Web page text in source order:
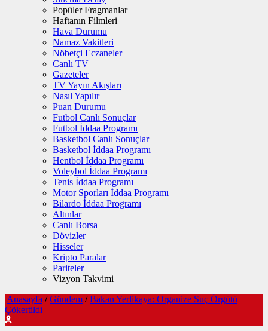
Popüler Fragmanlar
Haftanın Filmleri
Hava Durumu
Namaz Vakitleri
Nöbetçi Eczaneler
Canlı TV
Gazeteler
TV Yayın Akışları
Nasıl Yapılır
Puan Durumu
Futbol Canlı Sonuçlar
Futbol İddaa Programı
Basketbol Canlı Sonuçlar
Basketbol İddaa Programı
Hentbol İddaa Programı
Voleybol İddaa Programı
Tenis İddaa Programı
Motor Sporları İddaa Programı
Bilardo İddaa Programı
Altınlar
Canlı Borsa
Dövizler
Hisseler
Kripto Paralar
Pariteler
Vizyon Takvimi
Anasayfa / Gündem / Bakan Yerlikaya: Organize Suç Örgütü
Çökertildi